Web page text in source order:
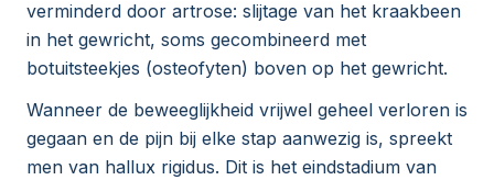
verminderd door artrose: slijtage van het kraakbeen
in het gewricht, soms gecombineerd met
botuitsteekjes (osteofyten) boven op het gewricht.
Wanneer de beweeglijkheid vrijwel geheel verloren is
gegaan en de pijn bij elke stap aanwezig is, spreekt
men van hallux rigidus. Dit is het eindstadium van